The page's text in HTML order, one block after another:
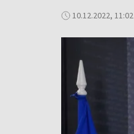
10.12.2022, 11:02